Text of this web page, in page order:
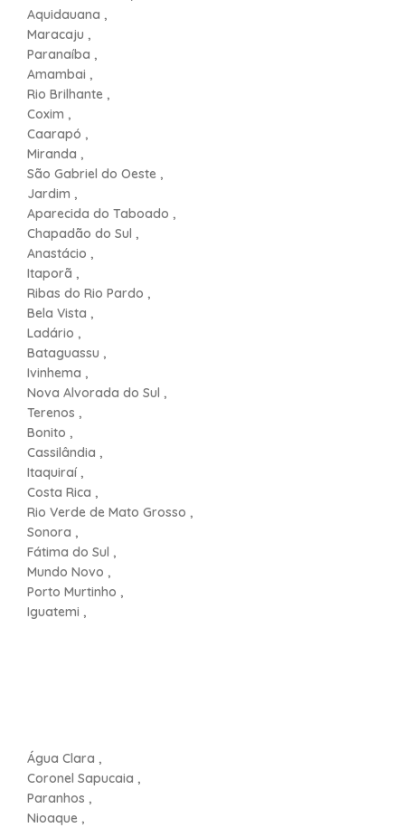
Aquidauana ,
Maracaju ,
Paranaíba ,
Amambai ,
Rio Brilhante ,
Coxim ,
Caarapó ,
Miranda ,
São Gabriel do Oeste ,
Jardim ,
Aparecida do Taboado ,
Chapadão do Sul ,
Anastácio ,
Itaporã ,
Ribas do Rio Pardo ,
Bela Vista ,
Ladário ,
Bataguassu ,
Ivinhema ,
Nova Alvorada do Sul ,
Terenos ,
Bonito ,
Cassilândia ,
Itaquiraí ,
Costa Rica ,
Rio Verde de Mato Grosso ,
Sonora ,
Fátima do Sul ,
Mundo Novo ,
Porto Murtinho ,
Iguatemi ,
Água Clara ,
Coronel Sapucaia ,
Paranhos ,
Nioaque ,